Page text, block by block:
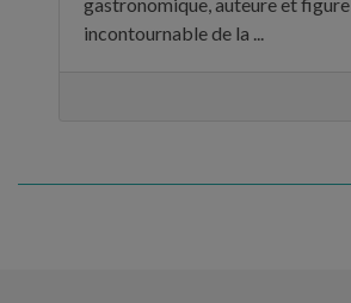
gastronomique, auteure et figure
incontournable de la ...